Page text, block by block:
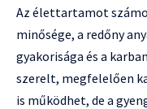
Az élettartamot
minősége, a redőny
gyakorisága és a
szerelt, megfelelően
is működhet, de a